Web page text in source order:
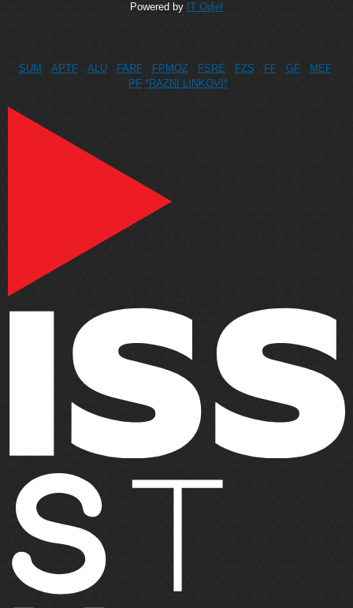
Powered by IT Odjel
SUM APTF ALU FARF FPMOZ FSRE FZS FF GF
MEF
PF *RAZNI LINKOVI*